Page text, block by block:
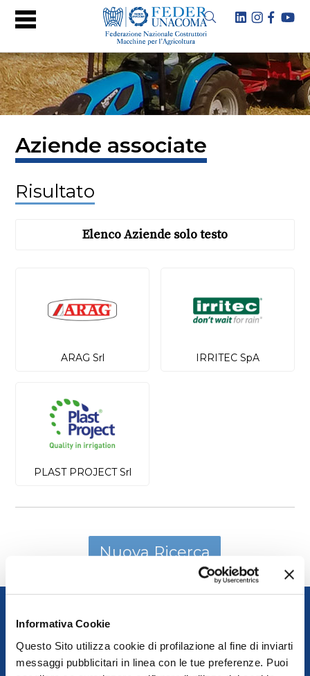
Informativa Cookie
Questo Sito utilizza cookie di profilazione al fine di inviarti
messaggi pubblicitari in linea con le tue preferenze. Puoi
Aziende associate
Risultato
Elenco Aziende solo testo
ARAG Srl IRRITEC SpA
PLAST PROJECT Srl
FEDERUNACOMA
Federazione Nazionale Costruttori Macchine per
l'Agricoltura